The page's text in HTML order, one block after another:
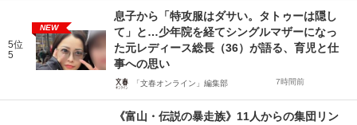
5位
5
NEW
息子から「特攻服はダサい。タトゥーは隠し
て」と…少年院を経てシングルマザーになっ
た元レディース総長（36）が語る、育児と仕
事への思い
「文春オンライン」編集部 7時間前
《富山・伝説の暴走族》11人からの集団リン